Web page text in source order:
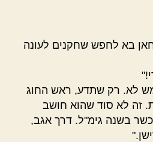
בא לחפש שחקנים לעונה
לא. רק שתדע, ראש החוג
זה לא סוד שהוא חושב
בשנה גימ"ל. דרך אגב,